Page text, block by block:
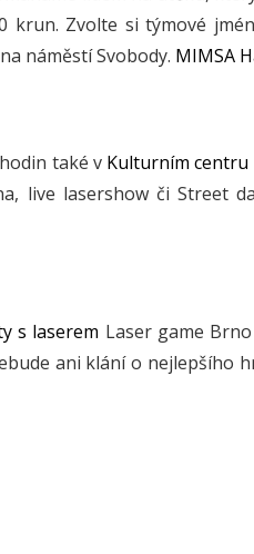
krun. Zvolte si týmové
náměstí Svobody. MIMSA
také v Kulturním centru
live lasershow či
s laserem Laser game
ani klání o nejlepšího